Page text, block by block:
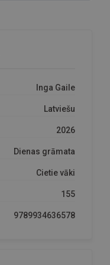
Inga Gaile
Latviešu
2026
Dienas grāmata
Cietie vāki
155
9789934636578